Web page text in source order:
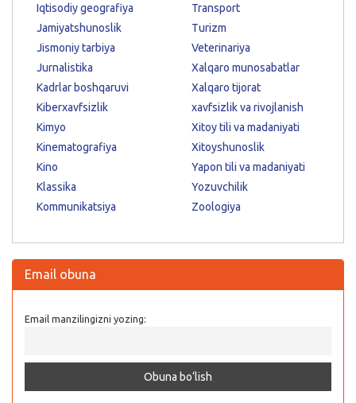
Iqtisodiy geografiya
Jamiyatshunoslik
Jismoniy tarbiya
Jurnalistika
Kadrlar boshqaruvi
Kiberxavfsizlik
Kimyo
Kinematografiya
Kino
Klassika
Kommunikatsiya
Transport
Turizm
Veterinariya
Xalqaro munosabatlar
Xalqaro tijorat
xavfsizlik va rivojlanish
Xitoy tili va madaniyati
Xitoyshunoslik
Yapon tili va madaniyati
Yozuvchilik
Zoologiya
Email obuna
Email manzilingizni yozing: